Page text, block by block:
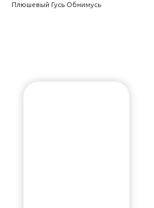
Плюшевый Гусь Обнимусь